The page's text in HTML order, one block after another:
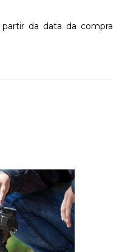
da data da compra